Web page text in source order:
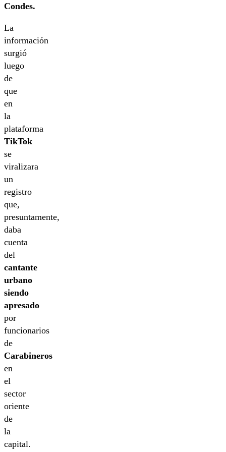
Condes.
La
información
surgió
luego
de
que
en
la
plataforma
TikTok
se
viralizara
un
registro
que,
presuntamente,
daba
cuenta
del
cantante
urbano
siendo
apresado
por
funcionarios
de
Carabineros
en
el
sector
oriente
de
la
capital.